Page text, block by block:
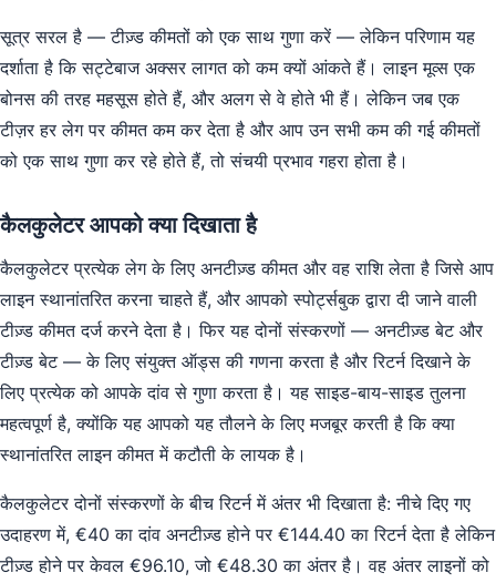
सूत्र सरल है — टीज़्ड कीमतों को एक साथ गुणा करें — लेकिन परिणाम यह
दर्शाता है कि सट्टेबाज अक्सर लागत को कम क्यों आंकते हैं। लाइन मूव्स एक
बोनस की तरह महसूस होते हैं, और अलग से वे होते भी हैं। लेकिन जब एक
टीज़र हर लेग पर कीमत कम कर देता है और आप उन सभी कम की गई कीमतों
को एक साथ गुणा कर रहे होते हैं, तो संचयी प्रभाव गहरा होता है।
कैलकुलेटर आपको क्या दिखाता है
कैलकुलेटर प्रत्येक लेग के लिए अनटीज़्ड कीमत और वह राशि लेता है जिसे आप
लाइन स्थानांतरित करना चाहते हैं, और आपको स्पोर्ट्सबुक द्वारा दी जाने वाली
टीज़्ड कीमत दर्ज करने देता है। फिर यह दोनों संस्करणों — अनटीज़्ड बेट और
टीज़्ड बेट — के लिए संयुक्त ऑड्स की गणना करता है और रिटर्न दिखाने के
लिए प्रत्येक को आपके दांव से गुणा करता है। यह साइड-बाय-साइड तुलना
महत्वपूर्ण है, क्योंकि यह आपको यह तौलने के लिए मजबूर करती है कि क्या
स्थानांतरित लाइन कीमत में कटौती के लायक है।
कैलकुलेटर दोनों संस्करणों के बीच रिटर्न में अंतर भी दिखाता है: नीचे दिए गए
उदाहरण में, €40 का दांव अनटीज़्ड होने पर €144.40 का रिटर्न देता है लेकिन
टीज़्ड होने पर केवल €96.10, जो €48.30 का अंतर है। वह अंतर लाइनों को